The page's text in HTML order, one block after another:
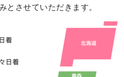
とさせていただきます。